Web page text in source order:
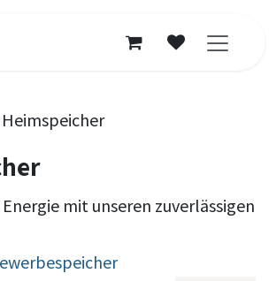
Heimspeicher
mit unseren zuverlässigen